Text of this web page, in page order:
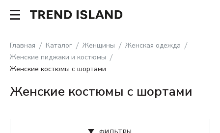
Главная Каталог Женщины
Женская одежда
Женские пиджаки и костюмы
Женские костюмы с шортами
Женские костюмы с шортами